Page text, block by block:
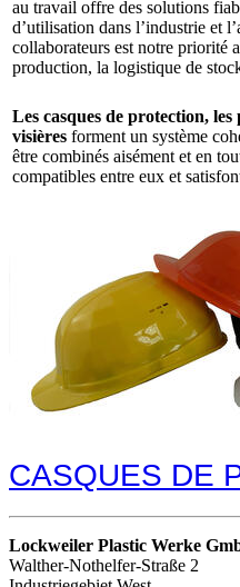
au travail offre des solutions
d’utilisation dans l’industrie et
collaborateurs est notre priorité
production, la logistique de
Les casques de protection,
visières forment un système
être combinés aisément et en
compatibles entre eux et
CASQUES DE
Lockweiler Plastic Werke
Walther-Nothelfer-Straße 2